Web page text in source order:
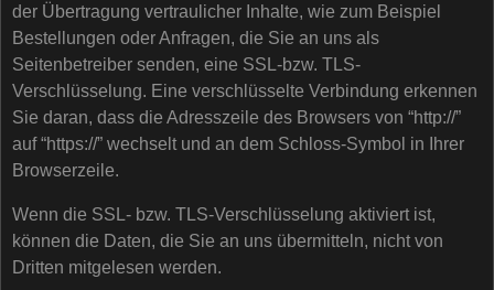
der Übertragung vertraulicher Inhalte, wie zum Beispiel
Bestellungen oder Anfragen, die Sie an uns als
Seitenbetreiber senden, eine SSL-bzw. TLS-
Verschlüsselung. Eine verschlüsselte Verbindung erkennen
Sie daran, dass die Adresszeile des Browsers von “http://”
auf “https://” wechselt und an dem Schloss-Symbol in Ihrer
Browserzeile.
Wenn die SSL- bzw. TLS-Verschlüsselung aktiviert ist,
können die Daten, die Sie an uns übermitteln, nicht von
Dritten mitgelesen werden.